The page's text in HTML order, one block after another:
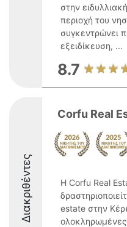
στην
περιοχή του
συγκεντρώνει
εξειδίκευση, ...
8.7
Διακριθέντες
Corfu Real
Η Corfu Real
estate στην